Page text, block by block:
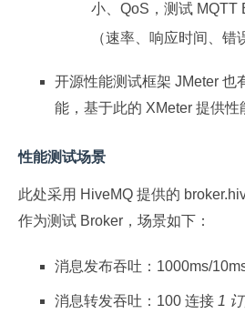
小、QoS，测试 MQTT
（速率、响应时间、错
开源性能测试框架 JMeter 也
能，基于此的 XMeter 提供性
性能测试场景
此处采用 HiveMQ 提供的
作为测试 Broker，场景如下：
消息发布吞吐：1000ms/
消息转发吞吐：100 连接 1